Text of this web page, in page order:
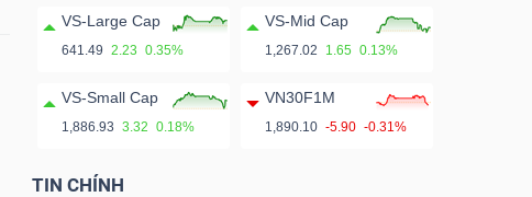
VS-Large Cap
641.49 2.23 0.35%
VS-Mid Cap
1,267.02 1.65 0.13%
VS-Small Cap
1,886.93 3.32 0.18%
VN30F1M
1,890.10 -5.90 -0.31%
TIN CHÍNH